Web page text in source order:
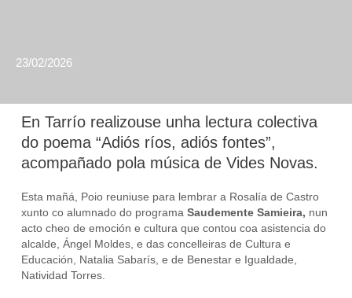
23/02/2026
En Tarrío realizouse unha lectura colectiva
do poema “Adiós ríos, adiós fontes”,
acompañado pola música de Vides Novas.
Esta mañá, Poio reuniuse para lembrar a Rosalía de Castro
xunto co alumnado do programaSaudemente Samieira, nun
acto cheo de emoción e cultura que contou coa asistencia do
alcalde, Ángel Moldes, e das concelleiras de Cultura e
Educación, Natalia Sabarís, e de Benestar e Igualdade,
Natividad Torres.